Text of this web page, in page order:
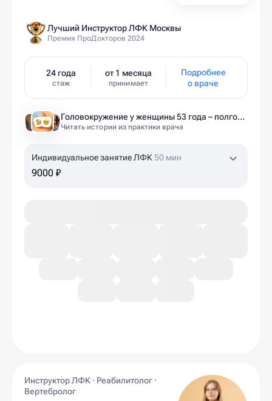
Лучший Инструктор ЛФК Москвы
Премия ПроДокторов 2024
24 года
стаж
от 1 месяца
принимает
Подробнее
о враче
Головокружение у женщины 53 года – полгода без диагноза и 6 занятий до результата
Читать истории из практики врача
Индивидуальное занятие ЛФК 50 мин
9000 ₽
Инструктор ЛФК · Реабилитолог ·
Вертебролог